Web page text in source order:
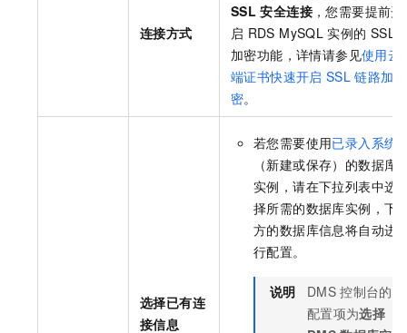
连接方式
SSL 安全连接 ，您需要提前开
启 RDS MySQL 实例的 SSL
加密功能，详情请参见使用云
端证书快速开启 SSL 链路加
密。
选择已有连
接信息
若您需要使用已录入系统
（新建或保存）的数据库
实例，请在下拉列表中选
择所需的数据库实例，下
方的数据库信息将自动进
行配置。
说明 DMS 控制台的
配置项为选择